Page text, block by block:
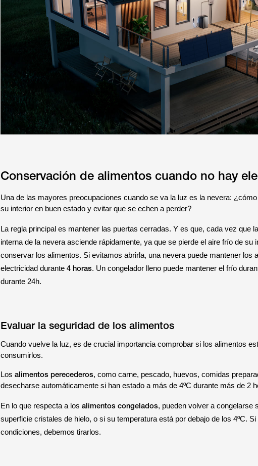
Conservación de alimentos cuando no hay
Una de las mayores preocupaciones cuando se va la luz es la nevera:
su interior en buen estado y evitar que se echen a perder?
La regla principal es mantener las puertas cerradas. Y es que, cada vez que
interna de la nevera asciende rápidamente, ya que se pierde el aire frío de su
conservar los alimentos. Si evitamos abrirla, una nevera puede mantener los
electricidad durante 4 horas. Un congelador lleno puede mantener el frío
durante 24h.
Evaluar la seguridad de los alimentos
Cuando vuelve la luz, es de crucial importancia comprobar si los alimentos
consumirlos.
Los alimentos perecederos, como carne, pescado, huevos, comidas
desecharse automáticamente si han estado a más de 4ºC durante más de 2
En lo que respecta a los alimentos congelados, pueden volver a congelarse
superficie cristales de hielo, o si su temperatura está por debajo de los 4ºC.
condiciones, debemos tirarlos.